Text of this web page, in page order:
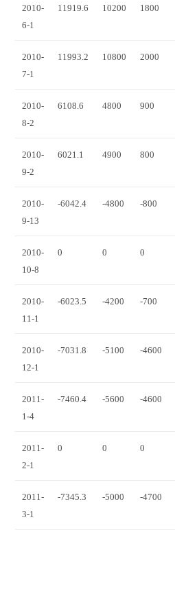
2010-
6-1
11919.6 10200 1800
2010-
7-1
11993.2 10800 2000
2010-
8-2
6108.6 4800 900
2010-
9-2
6021.1 4900 800
2010-
9-13
-6042.4 -4800 -800
2010-
10-8
0 0 0
2010-
11-1
-6023.5 -4200 -700
2010-
12-1
-7031.8 -5100 -4600
2011-
1-4
-7460.4 -5600 -4600
2011-
2-1
0 0 0
2011-
3-1
-7345.3 -5000 -4700